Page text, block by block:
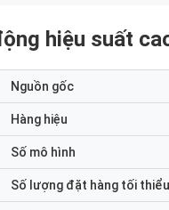
hiệu suất
Nguồn gốc
Hàng hiệu
Số mô hình
Số lượng đặt hàng tối thiểu